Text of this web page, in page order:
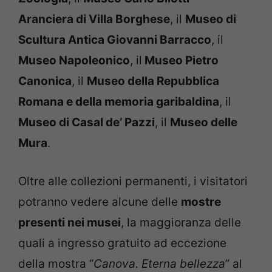
Aranciera di Villa Borghese, il Museo di
Scultura Antica Giovanni Barracco, il
Museo Napoleonico, il Museo Pietro
Canonica, il Museo della Repubblica
Romana e della memoria garibaldina, il
Museo di Casal de’ Pazzi, il Museo delle
Mura.
Oltre alle collezioni permanenti, i visitatori
potranno vedere alcune delle mostre
presenti nei musei, la maggioranza delle
quali a ingresso gratuito ad eccezione
della mostra “Canova. Eterna bellezza” al